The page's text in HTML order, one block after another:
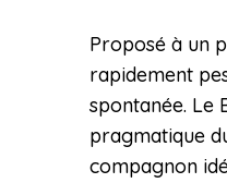
Proposé à un
rapidement
spontanée. Le
pragmatique
compagnon